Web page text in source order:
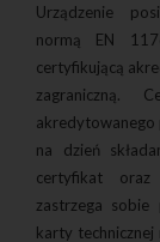
Urządzenie
normą EN
certyfikującą
zagraniczną.
akredytowanego
na dzień
certyfikat oraz
zastrzega
karty